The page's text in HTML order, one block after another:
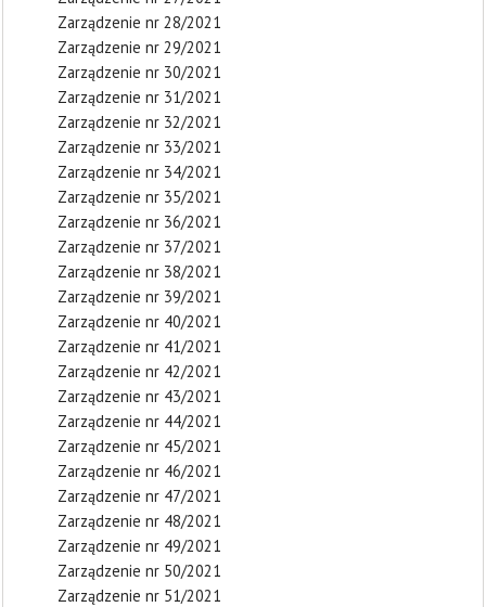
Zarządzenie nr 28/2021
Zarządzenie nr 29/2021
Zarządzenie nr 30/2021
Zarządzenie nr 31/2021
Zarządzenie nr 32/2021
Zarządzenie nr 33/2021
Zarządzenie nr 34/2021
Zarządzenie nr 35/2021
Zarządzenie nr 36/2021
Zarządzenie nr 37/2021
Zarządzenie nr 38/2021
Zarządzenie nr 39/2021
Zarządzenie nr 40/2021
Zarządzenie nr 41/2021
Zarządzenie nr 42/2021
Zarządzenie nr 43/2021
Zarządzenie nr 44/2021
Zarządzenie nr 45/2021
Zarządzenie nr 46/2021
Zarządzenie nr 47/2021
Zarządzenie nr 48/2021
Zarządzenie nr 49/2021
Zarządzenie nr 50/2021
Zarządzenie nr 51/2021